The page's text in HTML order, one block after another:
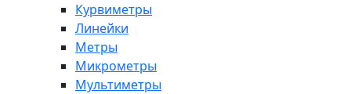
Курвиметры
Линейки
Метры
Микрометры
Мультиметры